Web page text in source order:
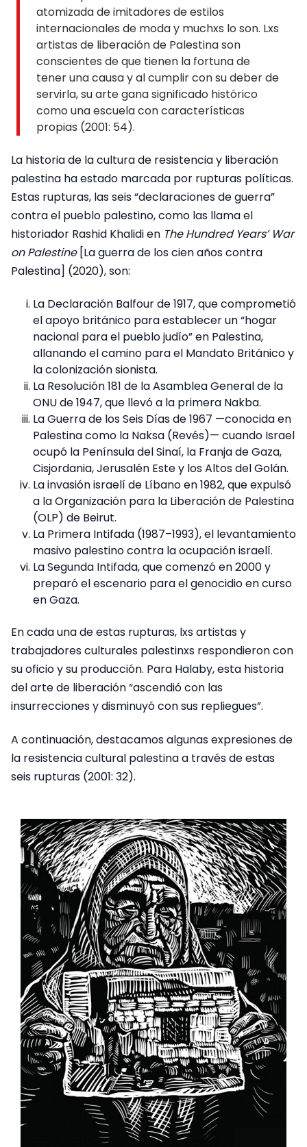
atomizada de imitadores de estilos
internacionales de moda y muchxs lo son. Lxs
artistas de liberación de Palestina son
conscientes de que tienen la fortuna de
tener una causa y al cumplir con su deber de
servirla, su arte gana significado histórico
como una escuela con características
propias (2001: 54).
La historia de la cultura de resistencia y liberación
palestina ha estado marcada por rupturas políticas.
Estas rupturas, las seis “declaraciones de guerra”
contra el pueblo palestino, como las llama el
historiador Rashid Khalidi en The Hundred Years’ War
on Palestine[La guerra de los cien años contra
Palestina] (2020), son:
La Declaración Balfour de 1917, que comprometió
el apoyo británico para establecer un “hogar
nacional para el pueblo judío” en Palestina,
allanando el camino para el Mandato Británico y
la colonización sionista.
La Resolución 181 de la Asamblea General de la
ONU de 1947, que llevó a la primera Nakba.
La Guerra de los Seis Días de 1967 —conocida en
Palestina como la Naksa (Revés)— cuando Israel
ocupó la Península del Sinaí, la Franja de Gaza,
Cisjordania, Jerusalén Este y los Altos del Golán.
La invasión israelí de Líbano en 1982, que expulsó
a la Organización para la Liberación de Palestina
(OLP) de Beirut.
La Primera Intifada (1987–1993), el levantamiento
masivo palestino contra la ocupación israelí.
La Segunda Intifada, que comenzó en 2000 y
preparó el escenario para el genocidio en curso
en Gaza.
En cada una de estas rupturas, lxs artistas y
trabajadores culturales palestinxs respondieron con
su oficio y su producción. Para Halaby, esta historia
del arte de liberación “ascendió con las
insurrecciones y disminuyó con sus repliegues”.
A continuación, destacamos algunas expresiones de
la resistencia cultural palestina a través de estas
seis rupturas (2001: 32).